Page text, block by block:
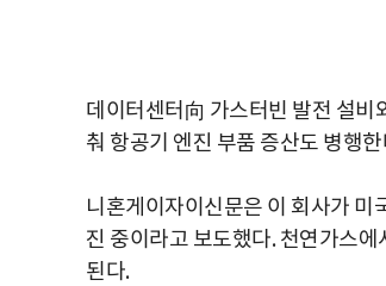
데이터센터向 가스터빈 발전 설비
춰 항공기 엔진 부품 증산도 병행한
니혼게이자이신문은 이 회사가 미
진 중이라고 보도했다. 천연가스
된다.